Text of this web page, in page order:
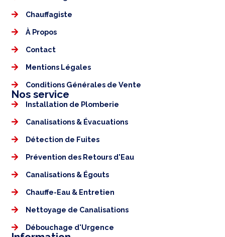
Chauffagiste
À Propos
Contact
Mentions Légales​
Conditions Générales de Vente
Nos service
Installation de Plomberie
Canalisations & Évacuations
Détection de Fuites
Prévention des Retours d'Eau
Canalisations & Égouts
Chauffe-Eau & Entretien
Nettoyage de Canalisations
Débouchage d'Urgence